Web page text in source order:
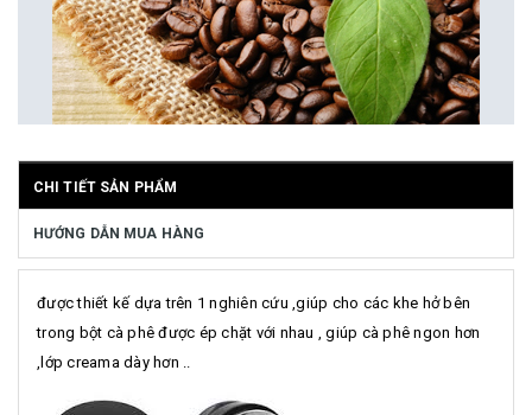
CHI TIẾT SẢN PHẨM
HƯỚNG DẪN MUA HÀNG
được thiết kế dựa trên 1 nghiên cứu ,giúp cho các khe hở bên
trong bột cà phê được ép chặt với nhau , giúp cà phê ngon hơn
,lớp creama dày hơn ..